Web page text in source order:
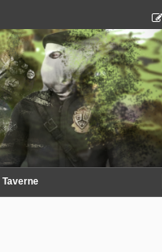
Taverne